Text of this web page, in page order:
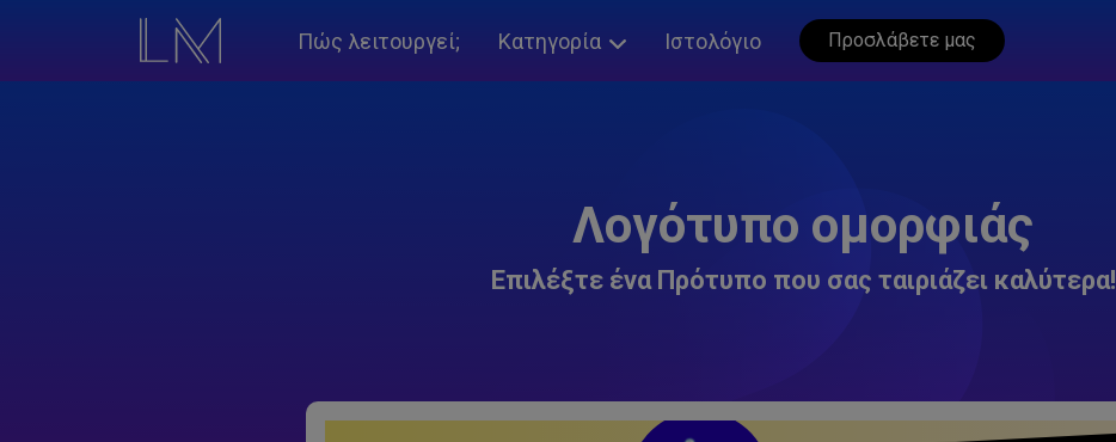
Πώς λειτουργεί; Κατηγορία Ιστολόγιο Προσλάβετε μας
Λογότυπο ομορφιάς
Επιλέξτε ένα Πρότυπο που σας ταιριάζει καλύτερα!